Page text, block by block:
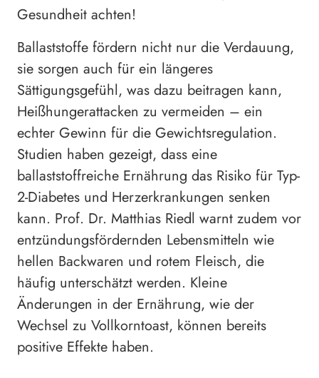
Gesundheit achten!
Ballaststoffe fördern nicht nur die Verdauung,
sie sorgen auch für ein längeres
Sättigungsgefühl, was dazu beitragen kann,
Heißhungerattacken zu vermeiden – ein
echter Gewinn für die Gewichtsregulation.
Studien haben gezeigt, dass eine
ballaststoffreiche Ernährung das Risiko für Typ-
2-Diabetes und Herzerkrankungen senken
kann. Prof. Dr. Matthias Riedl warnt zudem vor
entzündungsfördernden Lebensmitteln wie
hellen Backwaren und rotem Fleisch, die
häufig unterschätzt werden. Kleine
Änderungen in der Ernährung, wie der
Wechsel zu Vollkorntoast, können bereits
positive Effekte haben.